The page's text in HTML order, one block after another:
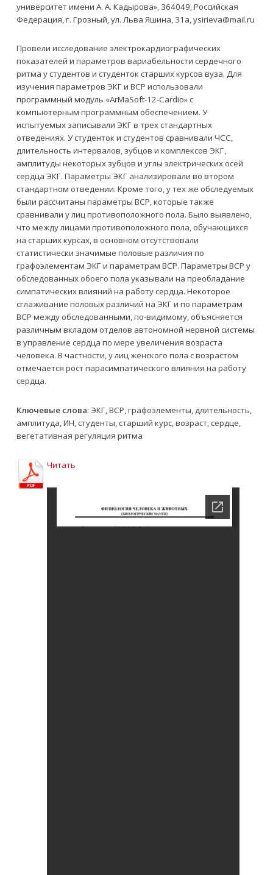
университет имени А. А. Кадырова», 364049, Российская
Федерация, г. Грозный, ул. Льва Яшина, 31а, ysirieva@mail.ru
Провели исследование электрокардиографических
показателей и параметров вариабельности сердечного
ритма у студентов и студенток старших курсов вуза. Для
изучения параметров ЭКГ и ВСР использовали
программный модуль «ArMaSoft-12-Cardio» с
компьютерным программным обеспечением. У
испытуемых записывали ЭКГ в трех стандартных
отведениях. У студенток и студентов сравнивали ЧСС,
длительность интервалов, зубцов и комплексов ЭКГ,
амплитуды некоторых зубцов и углы электрических осей
сердца ЭКГ. Параметры ЭКГ анализировали во втором
стандартном отведении. Кроме того, у тех же обследуемых
были рассчитаны параметры ВСР, которые также
сравнивали у лиц противоположного пола. Было выявлено,
что между лицами противоположного пола, обучающихся
на старших курсах, в основном отсутствовали
статистически значимые половые различия по
графоэлементам ЭКГ и параметрам ВСР. Параметры ВСР у
обследованных обоего пола указывали на преобладание
симпатических влияний на работу сердца. Некоторое
сглаживание половых различий на ЭКГ и по параметрам
ВСР между обследованными, по-видимому, объясняется
различным вкладом отделов автономной нервной системы
в управление сердца по мере увеличения возраста
человека. В частности, у лиц женского пола с возрастом
отмечается рост парасимпатического влияния на работу
сердца.
Ключевые слова: ЭКГ, ВСР, графоэлементы, длительность,
амплитуда, ИН, студенты, старший курс, возраст, сердце,
вегетативная регуляция ритма
Читать